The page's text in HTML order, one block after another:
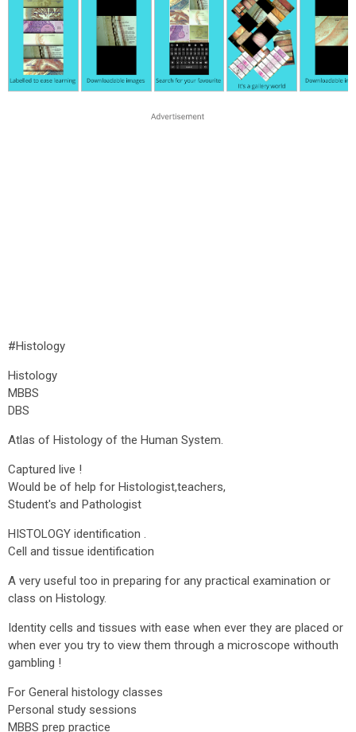
#Histology
Histology
MBBS
DBS
Atlas of Histology of the Human System.
Captured live !
Would be of help for Histologist,teachers,
Student's and Pathologist
HISTOLOGY identification .
Cell and tissue identification
A very useful too in preparing for any practical examination or
class on Histology.
Identity cells and tissues with ease when ever they are placed or
when ever you try to view them through a microscope withouth
gambling !
For General histology classes
Personal study sessions
MBBS prep practice